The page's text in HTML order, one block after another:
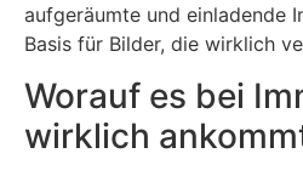
aufgeräumte und einladende
Basis für Bilder, die wirklich
Worauf es bei
wirklich